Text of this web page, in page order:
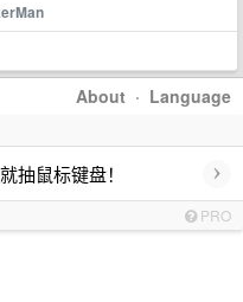
About · Language
抽鼠标键盘！ ›
PRO